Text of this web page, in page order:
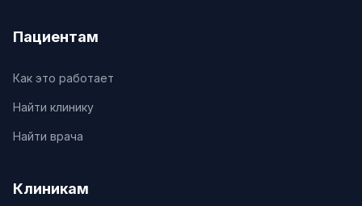
Пациентам
Как это работает
Найти клинику
Найти врача
Клиникам